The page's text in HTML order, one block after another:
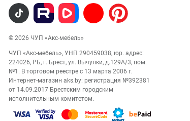
© 2026 ЧУП «Акс-мебель»
ЧУП «Акс-мебель», УНП 290459038, юр. адрес:
224026, РБ, г. Брест, ул. Вычулки, д.129А/3, пом.
№1. В торговом реестре с 13 марта 2006 г.
Интернет-магазин aks.by: регистрация №392381
от 14.09.2017 Брестским городским
исполнительным комитетом.